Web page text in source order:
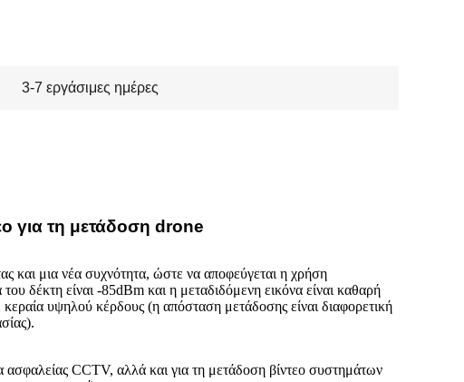
3-7 εργάσιμες ημέρες
για τη μετάδοση drone
και μια νέα συχνότητα, ώστε να αποφεύγεται η χρήση
δέκτη είναι -85dBm και η μεταδιδόμενη εικόνα είναι καθαρή
υψηλού κέρδους (η απόσταση μετάδοσης είναι διαφορετική
ασφαλείας CCTV, αλλά και για τη μετάδοση βίντεο συστημάτων